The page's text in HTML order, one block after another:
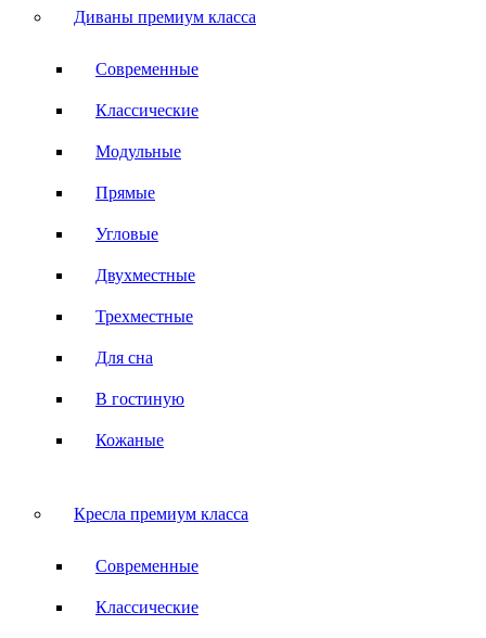
Диваны премиум класса
Современные
Классические
Модульные
Прямые
Угловые
Двухместные
Трехместные
Для сна
В гостиную
Кожаные
Кресла премиум класса
Современные
Классические